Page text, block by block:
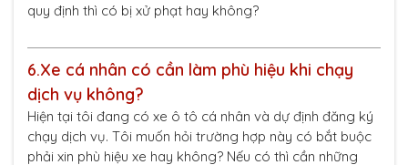
quy định thì có bị xử phạt hay không?
6.Xe cá nhân có cần làm phù hiệu khi chạy
dịch vụ không?
Hiện tại tôi đang có xe ô tô cá nhân và dự định đăng ký
chạy dịch vụ. Tôi muốn hỏi trường hợp này có bắt buộc
phải xin phù hiệu xe hay không? Nếu có thì cần những